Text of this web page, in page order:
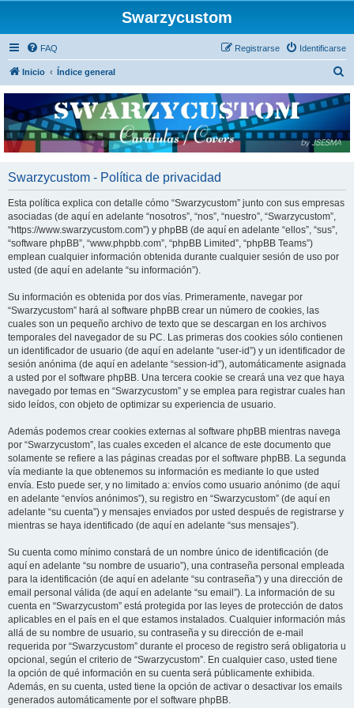
Swarzycustom
FAQ Identificarse
Registrarse
Inicio Índice general
c
Swarzycustom - Política de privacidad
Esta política explica con detalle cómo “Swarzycustom” junto con sus empresas
asociadas (de aquí en adelante “nosotros”, “nos”, “nuestro”, “Swarzycustom”,
“https://www.swarzycustom.com”) y phpBB (de aquí en adelante “ellos”, “sus”,
“software phpBB”, “www.phpbb.com”, “phpBB Limited”, “phpBB Teams”)
emplean cualquier información obtenida durante cualquier sesión de uso por
usted (de aquí en adelante “su información”).
Su información es obtenida por dos vías. Primeramente, navegar por
“Swarzycustom” hará al software phpBB crear un número de cookies, las
cuales son un pequeño archivo de texto que se descargan en los archivos
temporales del navegador de su PC. Las primeras dos cookies sólo contienen
un identificador de usuario (de aquí en adelante “user-id”) y un identificador de
sesión anónima (de aquí en adelante “session-id”), automáticamente asignada
a usted por el software phpBB. Una tercera cookie se creará una vez que haya
navegado por temas en “Swarzycustom” y se emplea para registrar cuales han
sido leídos, con objeto de optimizar su experiencia de usuario.
Además podemos crear cookies externas al software phpBB mientras navega
por “Swarzycustom”, las cuales exceden el alcance de este documento que
solamente se refiere a las páginas creadas por el software phpBB. La segunda
vía mediante la que obtenemos su información es mediante lo que usted
envía. Esto puede ser, y no limitado a: envíos como usuario anónimo (de aquí
en adelante “envíos anónimos”), su registro en “Swarzycustom” (de aquí en
adelante “su cuenta”) y mensajes enviados por usted después de registrarse y
mientras se haya identificado (de aquí en adelante “sus mensajes”).
Su cuenta como mínimo constará de un nombre único de identificación (de
aquí en adelante “su nombre de usuario”), una contraseña personal empleada
para la identificación (de aquí en adelante “su contraseña”) y una dirección de
email personal válida (de aquí en adelante “su email”). La información de su
cuenta en “Swarzycustom” está protegida por las leyes de protección de datos
aplicables en el país en el que estamos instalados. Cualquier información más
allá de su nombre de usuario, su contraseña y su dirección de e-mail
requerida por “Swarzycustom” durante el proceso de registro será obligatoria u
opcional, según el criterio de “Swarzycustom”. En cualquier caso, usted tiene
la opción de qué información en su cuenta será públicamente exhibida.
Además, en su cuenta, usted tiene la opción de activar o desactivar los emails
generados automáticamente por el software phpBB.